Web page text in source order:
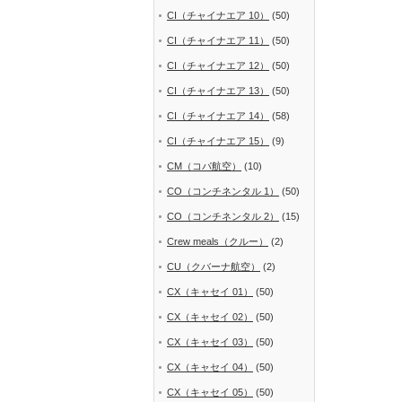
CI（チャイナエア 10） (50)
CI（チャイナエア 11） (50)
CI（チャイナエア 12） (50)
CI（チャイナエア 13） (50)
CI（チャイナエア 14） (58)
CI（チャイナエア 15） (9)
CM（コパ航空） (10)
CO（コンチネンタル 1） (50)
CO（コンチネンタル 2） (15)
Crew meals（クルー） (2)
CU（クバーナ航空） (2)
CX（キャセイ 01） (50)
CX（キャセイ 02） (50)
CX（キャセイ 03） (50)
CX（キャセイ 04） (50)
CX（キャセイ 05） (50)